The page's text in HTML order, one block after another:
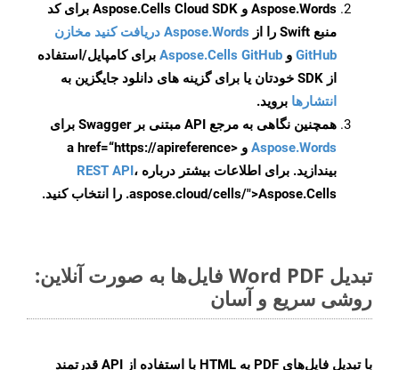
Aspose.Words و Aspose.Cells Cloud SDK برای کد
منبع Swift را از
Aspose.Words دریافت کنید مخازن
GitHub و Aspose.Cells GitHub برای کامپایل/استفاده
از SDK خودتان یا برای گزینه های دانلود جایگزین به
انتشارها بروید.
همچنین نگاهی به مرجع API مبتنی بر Swagger برای
Aspose.Words
و <a href=“https://apireference
بیندازید. برای اطلاعات بیشتر درباره REST API،
.aspose.cloud/cells/">Aspose.Cells را انتخاب کنید.
تبدیل Word PDF فایل‌ها به صورت آنلاین:
روشی سریع و آسان
با تبدیل فایل‌های PDF به HTML با استفاده از API قدرتمند